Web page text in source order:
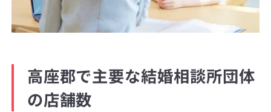
高座郡で主要な結婚相談所団体
の店舗数